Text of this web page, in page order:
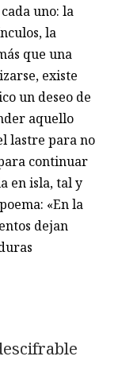
uno: la
la
que una
existe
un deseo de
aquello
lastre para no
continuar
en isla, tal y
«En la
dejan